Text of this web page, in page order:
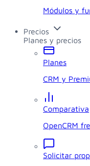
Módulos y
Precios
Planes y precios
Planes
CRM y
Comparativa
OpenCRM
Solicitar